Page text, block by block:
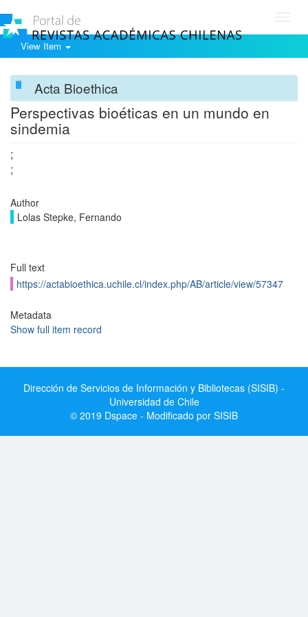
View Item
Acta Bioethica
Perspectivas bioéticas en un mundo en
sindemia
;
;
Author
Lolas Stepke, Fernando
Full text
https://actabioethica.uchile.cl/index.php/AB/article/view/57347
Metadata
Show full item record
Dirección de Servicios de Información y Bibliotecas (SISIB) -
Universidad de Chile
© 2019 Dspace - Modificado por SISIB